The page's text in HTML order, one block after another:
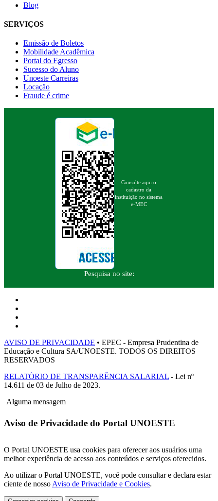
Blog
SERVIÇOS
Emissão de Boletos
Mobilidade Acadêmica
Portal do Egresso
Sucesso do Aluno
Unoeste Carreiras
Locação
Fraude é crime
Consulte aqui o
cadastro da
instituição no sistema
e-MEC
Pesquisa no site:
AVISO DE PRIVACIDADE • EPEC - Empresa Prudentina de
Educação e Cultura SA/UNOESTE. TODOS OS DIREITOS
RESERVADOS
RELATÓRIO DE TRANSPARÊNCIA SALARIAL - Lei nº
14.611 de 03 de Julho de 2023.
Alguma mensagem
Aviso de Privacidade do Portal UNOESTE
O Portal UNOESTE usa cookies para oferecer aos usuários uma
melhor experiência de acesso aos conteúdos e serviços oferecidos.
Ao utilizar o Portal UNOESTE, você pode consultar e declara estar
ciente de nosso Aviso de Privacidade e Cookies.